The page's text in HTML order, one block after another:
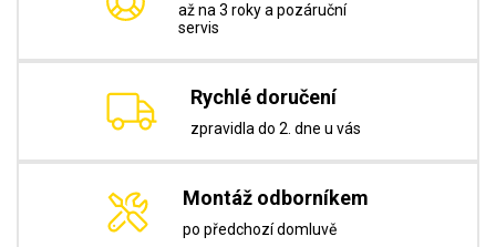
až na 3 roky a pozáruční
servis
Rychlé doručení
zpravidla do 2. dne u vás
Montáž odborníkem
po předchozí domluvě